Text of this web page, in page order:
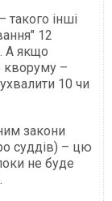
такого інші
12
А якщо
кворуму –
10 чи
закони
суддів) – цю
не буде